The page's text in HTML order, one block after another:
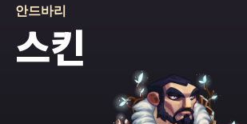
“변명하는 거냐?” 내면의 목소리는 멈
습니다. “이제 목표마저도 잃어버렸나
넌 실패자다.”
“아니야!” 안드바리가 고함을 내질렀습
위의 어둠이 마치 살아숨쉬듯 꿈틀대
안드바리
스킨